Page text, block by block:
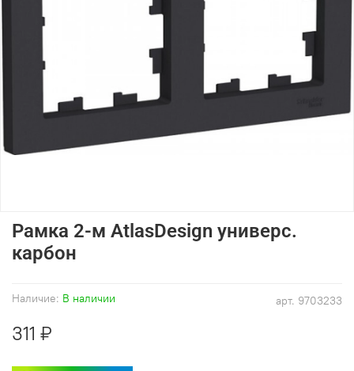
арт. 9703233
Наличие: В наличии
Рамка 2-м AtlasDesign универс.
карбон
311 ₽